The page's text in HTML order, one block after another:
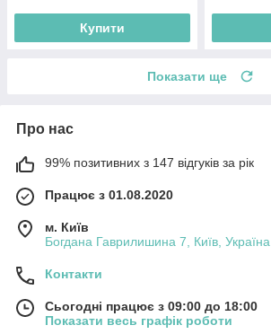
Купити
Показати ще
Про нас
99% позитивних з 147 відгуків за рік
Працює з 01.08.2020
м. Київ
Богдана Гаврилишина 7, Київ, Україна
Контакти
Сьогодні працює з 09:00 до 18:00
Показати весь графік роботи